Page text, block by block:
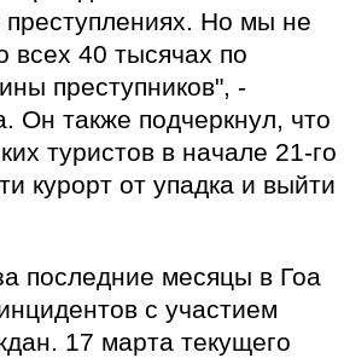
Но мы не
всех 40 тысячах по
преступников", -
Он также подчеркнул, что
туристов в начале 21-го
курорт от упадка и выйти
последние месяцы в Гоа
с участием
17 марта текущего